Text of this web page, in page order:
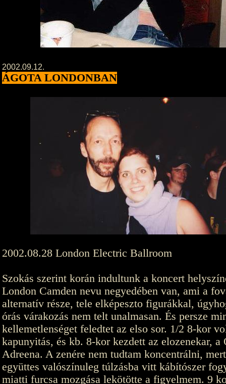
2002.09.12.
ÁGOTA LONDONBAN
2002.08.28 London Electric Ballroom
Szokás szerint korán indultunk a koncert
London Camden nevu negyedében van, ami a
alternatív része, tele elképeszto figurákkal,
órás várakozás nem telt unalmasan. És persze
kellemetlenséget feledtet az elso sor. 1/2 8-kor
kapunyitás, és kb. 8-kor kezdett az elozenekar, a
Adreena. A zenére nem tudtam koncentrálni,
együttes valószínuleg túlzásba vitt kábítószer
miatti furcsa mozgása lekötötte a figyelmem. 9